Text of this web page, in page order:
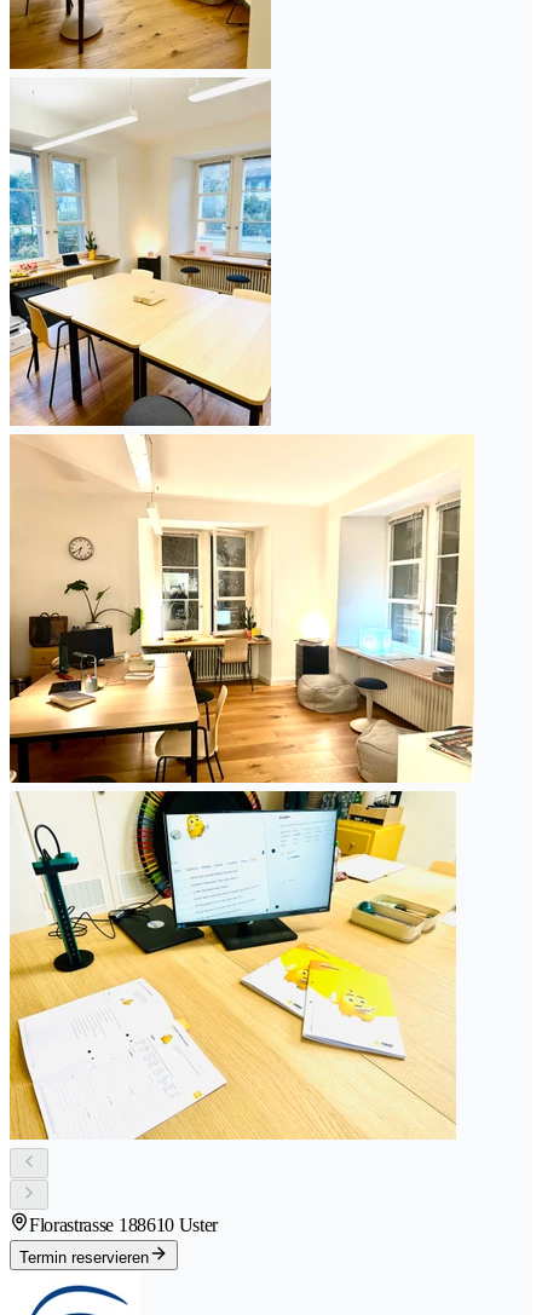
Florastrasse 188610 Uster
Termin reservieren